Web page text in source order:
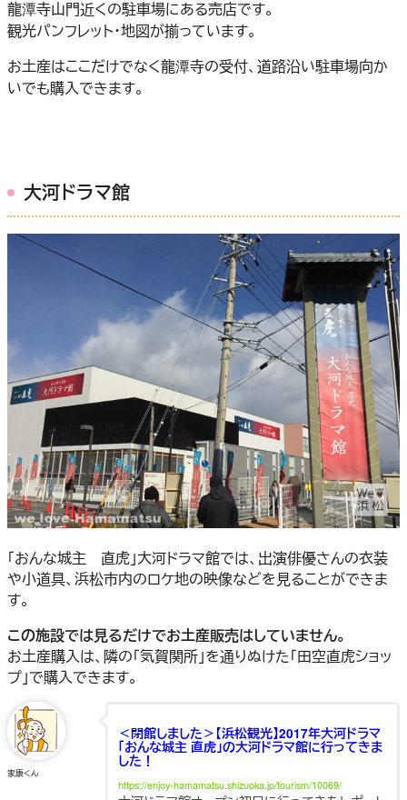
龍潭寺山門近くの駐車場にある売店です。
観光パンフレット・地図が揃っています。
お土産はここだけでなく龍潭寺の受付、道路沿い駐車場向か
いでも購入できます。
大河ドラマ館
「おんな城主 直虎」大河ドラマ館では、出演俳優さんの衣装
や小道具、浜松市内のロケ地の映像などを見ることができま
す。
この施設では見るだけでお土産販売はしていません。
お土産購入は、隣の「気賀関所」を通りぬけた「田空直虎ショッ
プ」で購入できます。
家康くん
＜閉館しました＞【浜松観光】2017年大河ドラマ
「おんな城主 直虎」の大河ドラマ館に行ってきま
した！
https://enjoy-hamamatsu.shizuoka.jp/tourism/10069/